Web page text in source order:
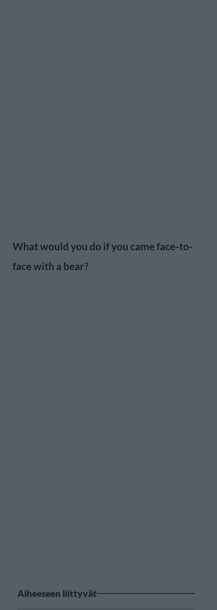
What would you do if you came face-to-
face with a bear?
Aiheeseen liittyvät